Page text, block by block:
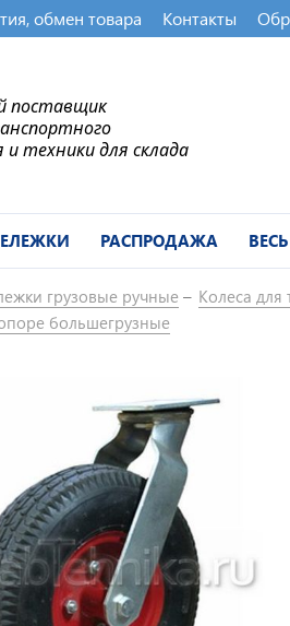
обмен товара Контакты
поставщик
и техники для склада
РАСПРОДАЖА
грузовые ручные Колеса для
большегрузные